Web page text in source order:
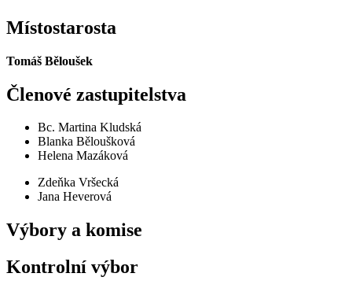
Místostarosta
Tomáš Běloušek
Členové zastupitelstva
Bc. Martina Kludská
Blanka Běloušková
Helena Mazáková
Zdeňka Vršecká
Jana Heverová
Výbory a komise
Kontrolní výbor